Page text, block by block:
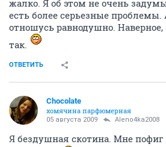
я скорее против..чем
ОТВЕТИТЬ
ДРАКОНОВНА
если честно..до сих пор не могу
отношусь..так как большая часть
просто не было...при этом обычно